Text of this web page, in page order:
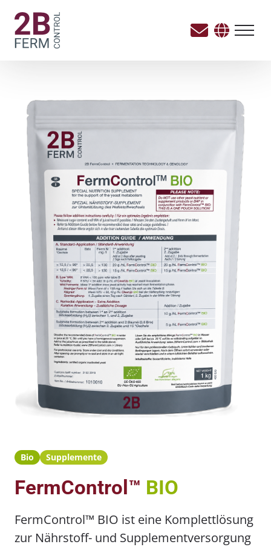
Bio Supplemente
FermControl™ BIO
FermControl™ BIO ist eine Komplettlösung
zur Nährstoff- und Supplementversorgung